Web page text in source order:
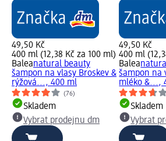
49,50 Kč
400 ml (12,38 Kč za 100 ml)
Baleanatural beauty
šampon na vlasy Broskev &
rýžová..., 400 ml
(76)
Skladem
Vybrat prodejnu dm
49,50 Kč
400 ml
Balea
šampon na
mléko &...,
Skladem
Vybrat